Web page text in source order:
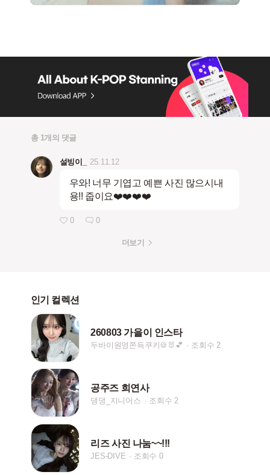
총 1개의 댓글
설빙이_ 25.11.12
우와! 너무 기엽고 예쁜 사진 많으시내
용!! 줍이요❤️❤️❤️❤️
0 0
더보기
인기 컬렉션
260803 가을이 인스타
두바이원영쫀득쿠키🍪🐰💕 조회수 2
공주즈 희연사
댕댕_지니어스 조회수 2
리즈 사진 나눔~~!!!
JES-DIVE 조회수 0